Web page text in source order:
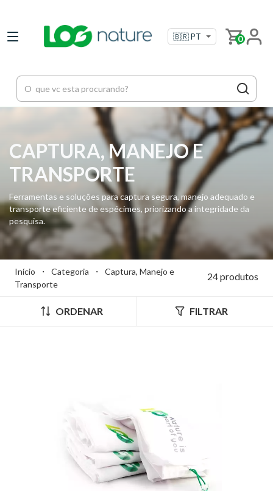
0
CAPTURA, MANEJO E
TRANSPORTE
Ferramentas e soluções para captura segura, manejo adequado e
transporte eficiente de espécimes, priorizando a integridade da
pesquisa.
Início ・ Categoria ・
Captura, Manejo e
Transporte
24 produtos
ORDENAR FILTRAR